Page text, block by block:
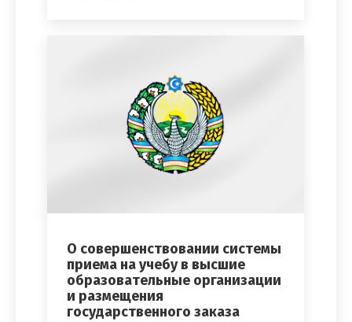
О совершенствовании системы
приема на учебу в высшие
образовательные организации
и размещения
государственного заказа